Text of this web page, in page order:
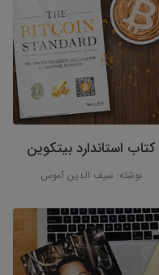
کتاب استاندارد بیتکوین
نوشته: سیف الدین آموس